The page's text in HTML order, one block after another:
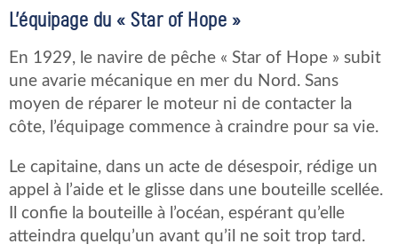
L’équipage du « Star of Hope »
En 1929, le navire de pêche « Star of Hope » subit
une avarie mécanique en mer du Nord. Sans
moyen de réparer le moteur ni de contacter la
côte, l’équipage commence à craindre pour sa vie.
Le capitaine, dans un acte de désespoir, rédige un
appel à l’aide et le glisse dans une bouteille scellée.
Il confie la bouteille à l’océan, espérant qu’elle
atteindra quelqu’un avant qu’il ne soit trop tard.